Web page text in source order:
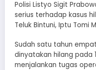
Polisi Listyo Sigit
serius terhadap kasus
Teluk Bintuni, Iptu Tomi
​Sudah satu tahun
dinyatakan hilang pada
menjalankan tugas